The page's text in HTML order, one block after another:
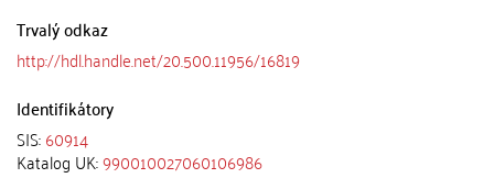
Trvalý odkaz
http://hdl.handle.net/20.500.11956/16819
Identifikátory
SIS:60914
Katalog UK:990010027060106986